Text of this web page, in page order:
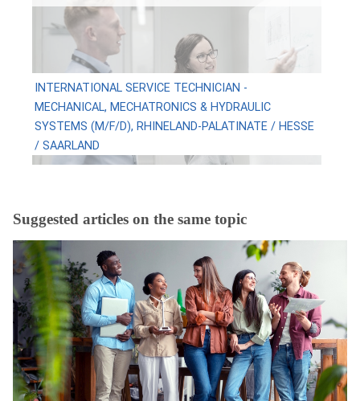
INTERNATIONAL SERVICE TECHNICIAN -
MECHANICAL, MECHATRONICS & HYDRAULIC
SYSTEMS (M/F/D), RHINELAND-PALATINATE / HESSE
/ SAARLAND
Suggested articles on the same topic